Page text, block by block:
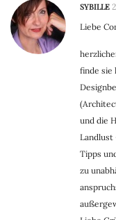
SYBILLE
Liebe
finde sie
und die
Landlust
Tipps
zu